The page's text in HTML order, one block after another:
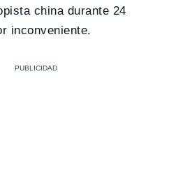
china durante 24
inconveniente.